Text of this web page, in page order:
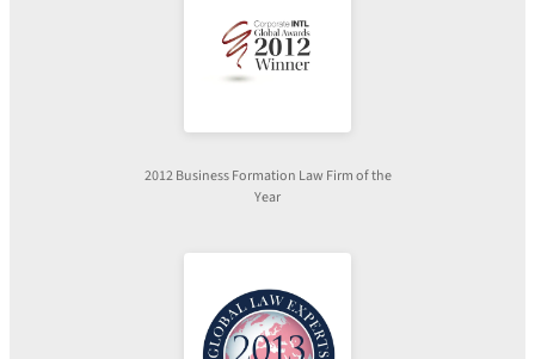
2012 Business Formation Law Firm of the
Year